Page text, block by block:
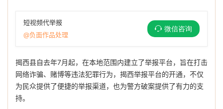
短视频代举报
@负面作品处理
微信咨询
揭西县自去年7月起，在本地范围内建立了举报平台，旨在打击
网络诈骗、赌博等违法犯罪行为，揭西举报平台的开通，不仅
为民众提供了便捷的举报渠道，也为警方破案提供了有力的支
持。